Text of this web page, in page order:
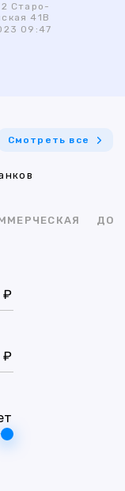
Старо-
41В
09:47
Смотреть все
ДОМ
₽
₽